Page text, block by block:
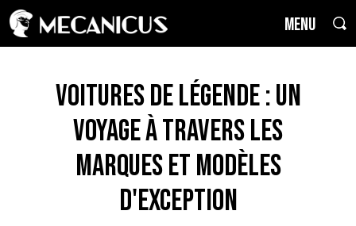
MENU
Voitures de Légende : un
voyage à travers les
marques et modèles
d'exception